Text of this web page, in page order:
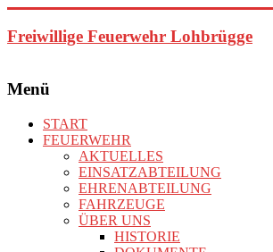
Inhalt
springen
Freiwillige Feuerwehr Lohbrügge
Menü
START
FEUERWEHR
AKTUELLES
EINSATZABTEILUNG
EHRENABTEILUNG
FAHRZEUGE
ÜBER UNS
HISTORIE